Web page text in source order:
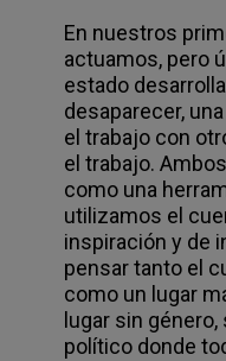
En nuestros
actuamos, pero
estado
desaparecer,
el trabajo con
el trabajo.
como una
utilizamos el
inspiración y de
pensar tanto el
como un lugar
lugar sin
político donde